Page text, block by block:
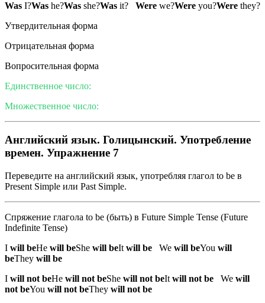
Was I?Was he?Was she?Was it? Were we?Were you?Were they?
Утвердительная форма
Отрицательная форма
Вопросительная форма
Единственное число:
Множественное число:
Английский язык. Голицынский. Употребление
времен. Упражнение 7
Переведите на английский язык, употребляя глагол to be в
Present Simple или Past Simple.
Спряжение глагола to be (быть) в Future Simple Tense (Future
Indefinite Tense)
I will beHe will beShe will beIt will be We will beYou will
beThey will be
I will not beHe will not beShe will not beIt will not be We will
not beYou will not beThey will not be